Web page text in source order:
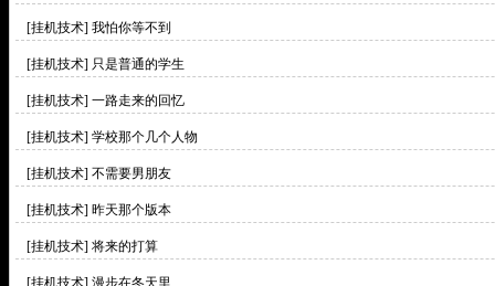
[挂机技术] 我怕你等不到
[挂机技术] 只是普通的学生
[挂机技术] 一路走来的回忆
[挂机技术] 学校那个几个人物
[挂机技术] 不需要男朋友
[挂机技术] 昨天那个版本
[挂机技术] 将来的打算
[挂机技术] 漫步在冬天里